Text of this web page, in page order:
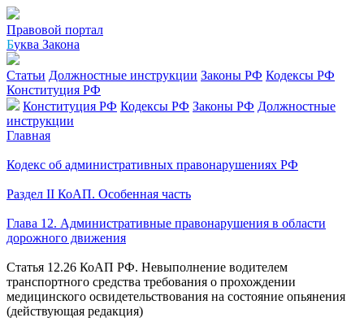
Правовой портал
Буква Закона
Статьи Должностные инструкции Законы РФ Кодексы РФ
Конституция РФ
Конституция РФ Кодексы РФ Законы РФ Должностные
инструкции
Главная
Кодекс об административных правонарушениях РФ
Раздел II КоАП. Особенная часть
Глава 12. Административные правонарушения в области
дорожного движения
Статья 12.26 КоАП РФ. Невыполнение водителем
транспортного средства требования о прохождении
медицинского освидетельствования на состояние опьянения
(действующая редакция)